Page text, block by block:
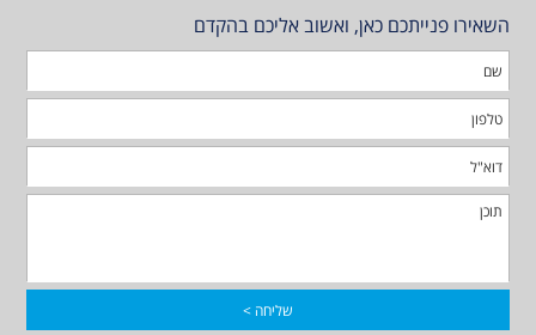
השאירו פנייתכם כאן, ואשוב אליכם בהקדם